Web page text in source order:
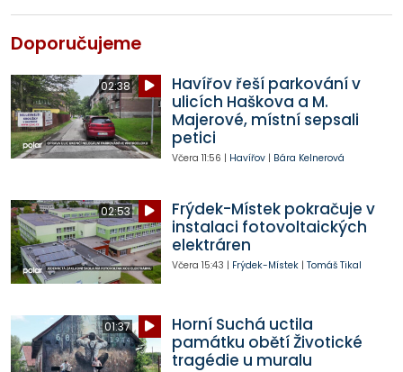
Doporučujeme
02:38
Havířov řeší parkování v
ulicích Haškova a M.
Majerové, místní sepsali
petici
Včera 11:56 | Havířov| Bára Kelnerová
02:53
Frýdek-Místek pokračuje v
instalaci fotovoltaických
elektráren
Včera 15:43 | Frýdek-Místek| Tomáš Tikal
01:37
Horní Suchá uctila
památku obětí Životické
tragédie u muralu